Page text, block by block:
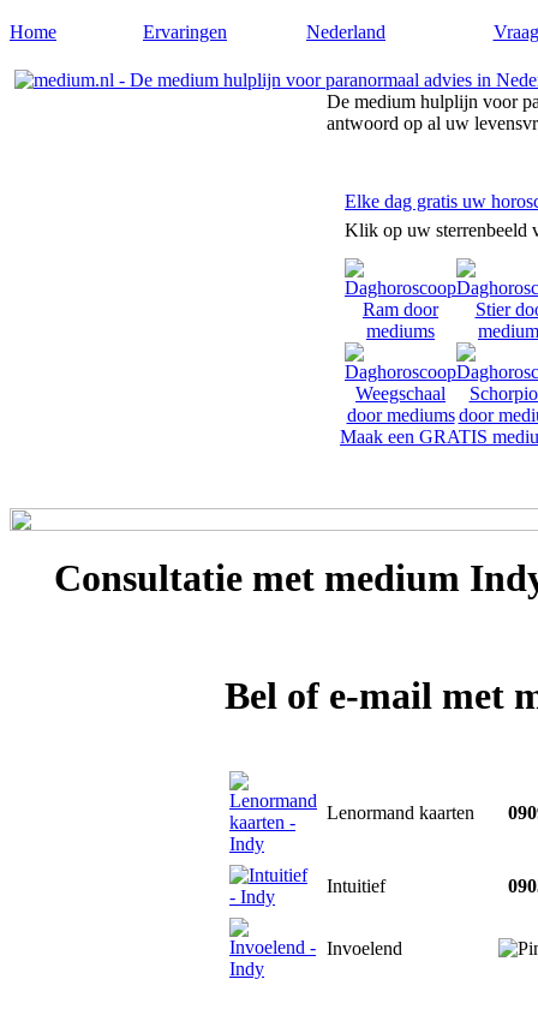
Home Ervaringen Nederland
De medium hulplijn voor
antwoord op al uw
Elke dag gratis uw
Klik op uw sterrenbeeld
Maak een GRATIS
Consultatie met medium
Bel of e-mail met
Lenormand kaarten
Intuitief
Invoelend